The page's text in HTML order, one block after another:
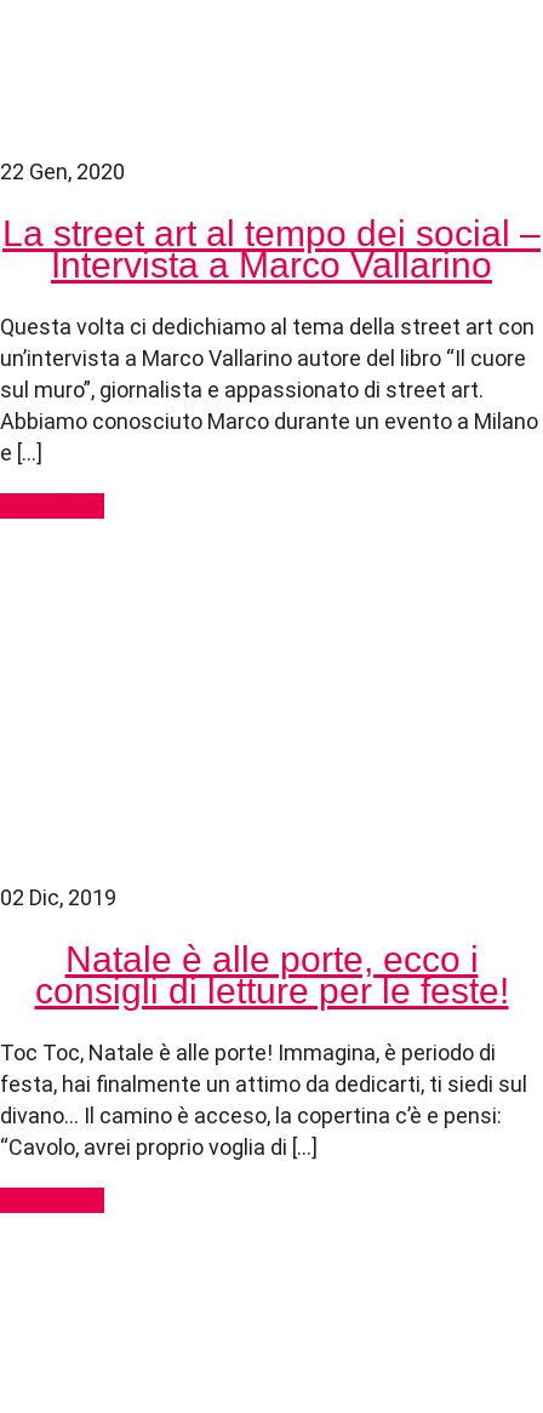
22 Gen, 2020
La street art al tempo dei social –
Intervista a Marco Vallarino
Questa volta ci dedichiamo al tema della street art con
un’intervista a Marco Vallarino autore del libro “Il cuore
sul muro”, giornalista e appassionato di street art.
Abbiamo conosciuto Marco durante un evento a Milano
e […]
02 Dic, 2019
Natale è alle porte, ecco i
consigli di letture per le feste!
Toc Toc, Natale è alle porte! Immagina, è periodo di
festa, hai finalmente un attimo da dedicarti, ti siedi sul
divano… Il camino è acceso, la copertina c’è e pensi:
“Cavolo, avrei proprio voglia di […]